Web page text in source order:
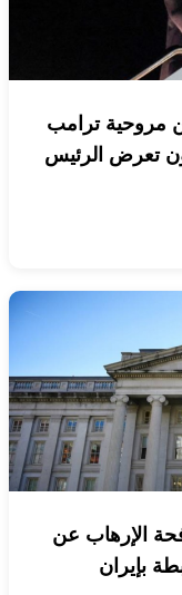
مروحية ترامب
تعرض الرئيس
الإرهاب عن
بإيران